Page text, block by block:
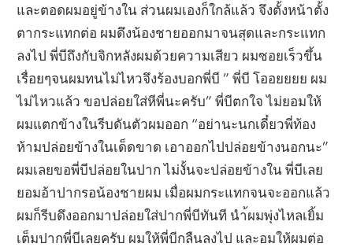
และตอดผมอยู่ข้างใน ส่วนผมเองก็ใกล้แล้ว จึงตั้งหน้าตั้ง
ตากระแทกต่อ ผมดึงน้องชายออกมาจนสุดและกระแทก
ลงไป พี่บีถึงกับจิกหลังผมด้วยความเสียว ผมซอยเร็วขึ้น
เรื่อยๆจนผมทนไม่ไหวจึงร้องบอกพี่บี ” พี่บี โออยยยย ผม
ไม่ไหวแล้ว ขอปล่อยใส่หีพี่นะครับ” พี่บีตกใจ ไม่ยอมให้
ผมแตกข้างในรีบดันตัวผมออก “อย่านะนกเดี๋ยวพี่ท้อง
ห้ามปล่อยข้างในเด็ดขาด เอาออกไปปล่อยข้างนอกนะ”
ผมเลยขอพี่บีปล่อยในปาก ไม่งั้นจะปล่อยข้างใน พี่บีเลย
ยอมอ้าปากรอน้องชายผม เมื่อผมกระแทกจนจะออกแล้ว
ผมก็รีบดึงออกมาปล่อยใส่ปากพี่บีทันที นำ้ผมพุ่งไหลเยิ้ม
เต็มปากพี่บีเลยครับ ผมให้พี่บีกลืนลงไป และอมให้ผมต่อ